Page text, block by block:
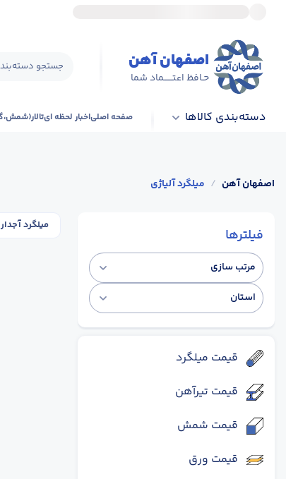
اصفهان آهن
حـافظ اعتــــــماد شما
جستجو
دسته‌بندی کالاها صفحه اصلیاخبار لحظه ای
اصفهان آهن / میلگرد آلیاژی
فیلترها
مرتب سازی
استان
قیمت میلگرد
قیمت تیرآهن
قیمت شمش
قیمت ورق
میلگرد آجدار